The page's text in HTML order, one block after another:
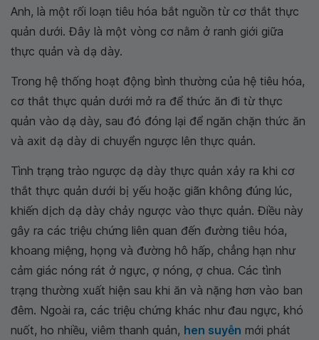
Anh, là một rối loạn tiêu hóa bắt nguồn từ cơ thắt thực
quản dưới. Đây là một vòng cơ nằm ở ranh giới giữa
thực quản và dạ dày.
Trong hệ thống hoạt động bình thường của hệ tiêu hóa,
cơ thắt thực quản dưới mở ra để thức ăn đi từ thực
quản vào dạ dày, sau đó đóng lại để ngăn chặn thức ăn
và axit dạ dày di chuyển ngược lên thực quản.
Tình trạng trào ngược dạ dày thực quản xảy ra khi cơ
thắt thực quản dưới bị yếu hoặc giãn không đúng lúc,
khiến dịch dạ dày chảy ngược vào thực quản. Điều này
gây ra các triệu chứng liên quan đến đường tiêu hóa,
khoang miệng, họng và đường hô hấp, chẳng hạn như
cảm giác nóng rát ở ngực, ợ nóng, ợ chua. Các tình
trạng thường xuất hiện sau khi ăn và nặng hơn vào ban
đêm. Ngoài ra, các triệu chứng khác như đau ngực, khó
nuốt, ho nhiều, viêm thanh quản, hen suyễn mới phát